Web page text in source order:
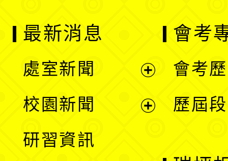
最新消息
處室新聞
校園新聞
研習資訊
會考
會考
歷屆